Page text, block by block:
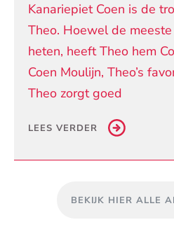
Kanariepiet Coen is de
Theo. Hoewel de
heten, heeft Theo hem
Coen Moulijn, Theo’s
Theo zorgt goed
LEES VERDER
BEKIJK HIER ALLE